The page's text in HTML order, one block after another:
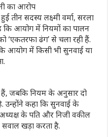
का आरोप
तीन सदस्य लक्ष्मी वर्मा, सरला
कि आयोग में नियमों का पालन
‘एकतरफा ढंग’ से चला रही हैं.
कि आयोग में किसी भी सुनवाई या
जबकि नियम के अनुसार दो
उन्होंने कहा कि सुनवाई के
के पति और निजी वकील
सवाल खड़ा करता है.